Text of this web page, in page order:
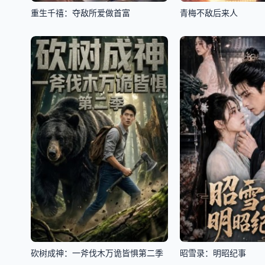
重生千禧：夺敌所爱做首富 青梅不敌后来人
砍树成神：一斧伐木万诡皆惧第二季 昭雪录：明昭纪事